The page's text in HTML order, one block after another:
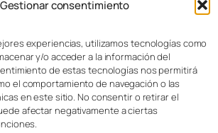
Gestionar consentimiento
experiencias, utilizamos tecnologías como
y/o acceder a la información del
de estas tecnologías nos permitirá
el comportamiento de navegación o las
en este sitio. No consentir o retirar el
afectar negativamente a ciertas
médica
opcional
e incidencias
seguro con descuento →